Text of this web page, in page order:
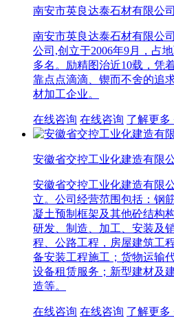
南安市英良达泰石材有限公司
南安市英良达泰石材有限公
公司,创立于2006年9月，占
多名。励精图治近10载，凭
靠点点滴滴、锲而不舍的追
材加工企业。
在线咨询 在线咨询 了解更多
安徽省交控工业化建造有限
安徽省交控工业化建造有限
立。公司经营范围包括：钢
凝土预制框架及其他砼结构
研发、制造、加工、安装及
程、公路工程，房屋建筑工
备安装工程施工；货物运输
设备租赁服务；新型建材及
造等。
在线咨询 在线咨询 了解更多